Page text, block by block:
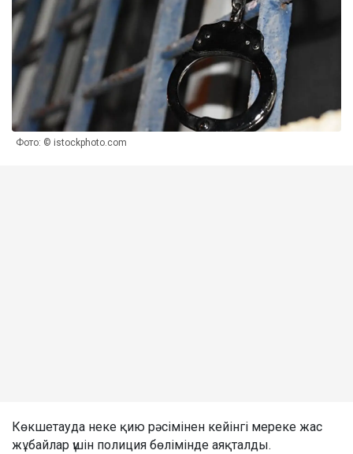
Фото: © istockphoto.com
Көкшетауда неке қию рәсімінен кейінгі мереке жас
жұбайлар үшін полиция бөлімінде аяқталды.